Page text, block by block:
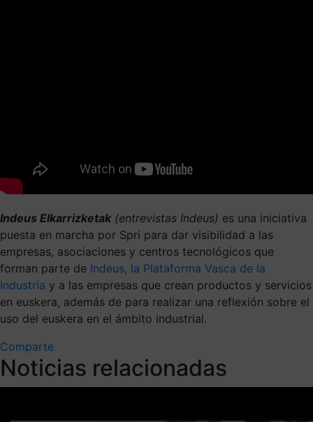
Indeus Elkarrizketak (entrevistas Indeus) es una iniciativa
puesta en marcha por Spri para dar visibilidad a las
empresas, asociaciones y centros tecnológicos que
forman parte de Indeus, la Plataforma Vasca de la
Industria y a las empresas que crean productos y servicios
en euskera, además de para realizar una reflexión sobre el
uso del euskera en el ámbito industrial.
Comparte
Noticias relacionadas